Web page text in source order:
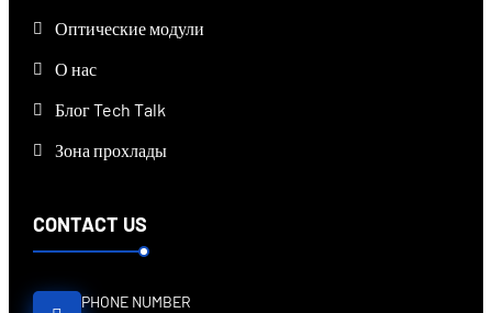
Оптические модули
О нас
Блог Tech Talk
Зона прохлады
CONTACT US
PHONE NUMBER